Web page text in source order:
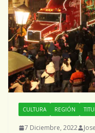
CULTURA REGIÓN
7 Diciembre, 2022